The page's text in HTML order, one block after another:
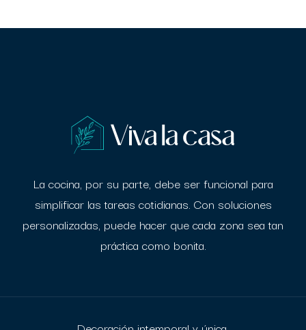
La cocina, por su parte, debe ser funcional para
simplificar las tareas cotidianas. Con soluciones
personalizadas, puede hacer que cada zona sea tan
práctica como bonita.